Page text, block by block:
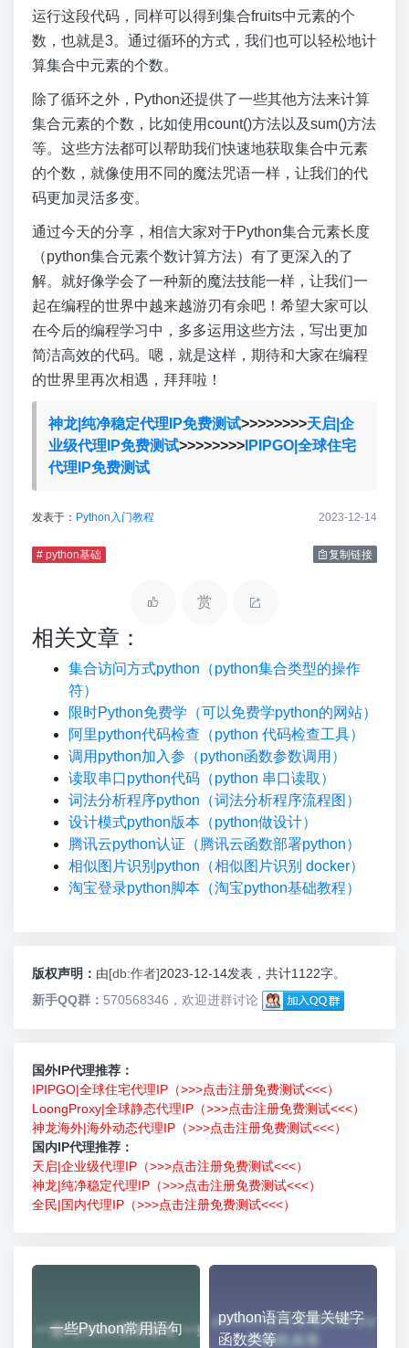
运行这段代码，同样可以得到集合fruits中元素的个
数，也就是3。通过循环的方式，我们也可以轻松地计
算集合中元素的个数。
除了循环之外，Python还提供了一些其他方法来计算
集合元素的个数，比如使用count()方法以及sum()方法
等。这些方法都可以帮助我们快速地获取集合中元素
的个数，就像使用不同的魔法咒语一样，让我们的代
码更加灵活多变。
通过今天的分享，相信大家对于Python集合元素长度
（python集合元素个数计算方法）有了更深入的了
解。就好像学会了一种新的魔法技能一样，让我们一
起在编程的世界中越来越游刃有余吧！希望大家可以
在今后的编程学习中，多多运用这些方法，写出更加
简洁高效的代码。嗯，就是这样，期待和大家在编程
的世界里再次相遇，拜拜啦！
神龙|纯净稳定代理IP免费测试>>>>>>>>天启|企
业级代理IP免费测试>>>>>>>>IPIPGO|全球住宅
代理IP免费测试
发表于： Python入门教程 2023-12-14
# python基础 复制链接
赏
相关文章：
集合访问方式python（python集合类型的操作
符）
限时Python免费学（可以免费学python的网站）
阿里python代码检查（python 代码检查工具）
调用python加入参（python函数参数调用）
读取串口python代码（python 串口读取）
词法分析程序python（词法分析程序流程图）
设计模式python版本（python做设计）
腾讯云python认证（腾讯云函数部署python）
相似图片识别python（相似图片识别 docker）
淘宝登录python脚本（淘宝python基础教程）
版权声明： 由[db:作者]2023-12-14发表，共计1122字。
新手QQ群： 570568346，欢迎进群讨论
国外IP代理推荐：
IPIPGO|全球住宅代理IP（>>>点击注册免费测试<<<）
LoongProxy|全球静态代理IP（>>>点击注册免费测试<<<）
神龙海外|海外动态代理IP（>>>点击注册免费测试<<<）
国内IP代理推荐：
天启|企业级代理IP（>>>点击注册免费测试<<<）
神龙|纯净稳定代理IP（>>>点击注册免费测试<<<）
全民|国内代理IP（>>>点击注册免费测试<<<）
一些Python常用语句
python语言变量关键字
函数类等